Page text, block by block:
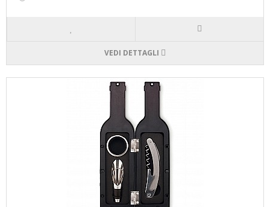
VEDI DETTAGLI